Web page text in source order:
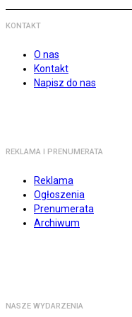
KONTAKT
O nas
Kontakt
Napisz do nas
REKLAMA I PRENUMERATA
Reklama
Ogłoszenia
Prenumerata
Archiwum
NASZE WYDARZENIA